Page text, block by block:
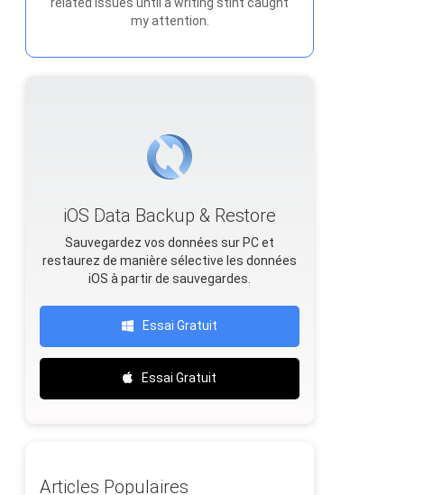
my attention.
iOS Data Backup & Restore
Sauvegardez vos données sur PC et
restaurez de manière sélective les données
iOS à partir de sauvegardes.
Essai Gratuit
Essai Gratuit
Articles Populaires